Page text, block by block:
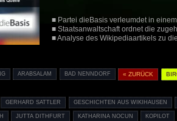
■ Partei dieBasis verleumdet in
■ Staatsanwaltschaft ordnet die
■ Analyse des Wikipediaartikels zu
ARABSALAM BAD NENNDORF « ZURÜCK
GERHARD SATTLER GESCHICHTEN AUS WIKIHAUSEN
JUTTA DITHFURT KATHARINA NOCUN KOPILOT